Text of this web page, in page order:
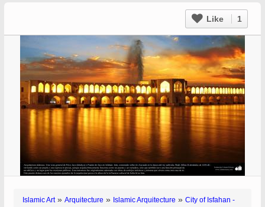
Like 1
Islamic Art» Arquitecture » Islamic Arquitecture » City of Isfahan -